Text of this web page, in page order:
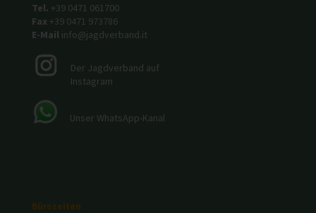
Tel. +39 0471 061700
Fax +39 0471 973786
E-Mail info@jagdverband.it
Der Jagdverband auf
Instagram
Unser WhatsApp-Kanal
Bürozeiten